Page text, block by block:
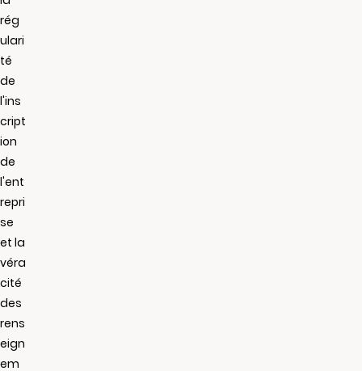
rég
ulari
té
de
l'ins
cript
ion
de
l'ent
repri
se
et la
véra
cité
des
rens
eign
em